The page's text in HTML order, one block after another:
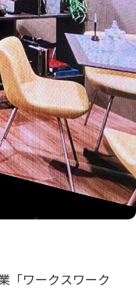
「ワークスワーク